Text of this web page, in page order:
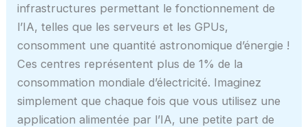
infrastructures permettant le fonctionnement de
l’IA, telles que les serveurs et les GPUs,
consomment une quantité astronomique d’énergie !
Ces centres représentent plus de 1% de la
consommation mondiale d’électricité. Imaginez
simplement que chaque fois que vous utilisez une
application alimentée par l’IA, une petite part de